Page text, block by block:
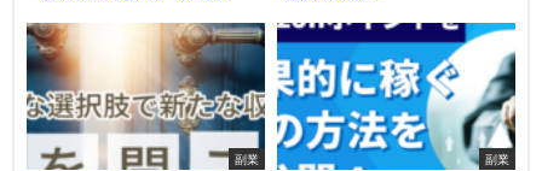
副業 副業